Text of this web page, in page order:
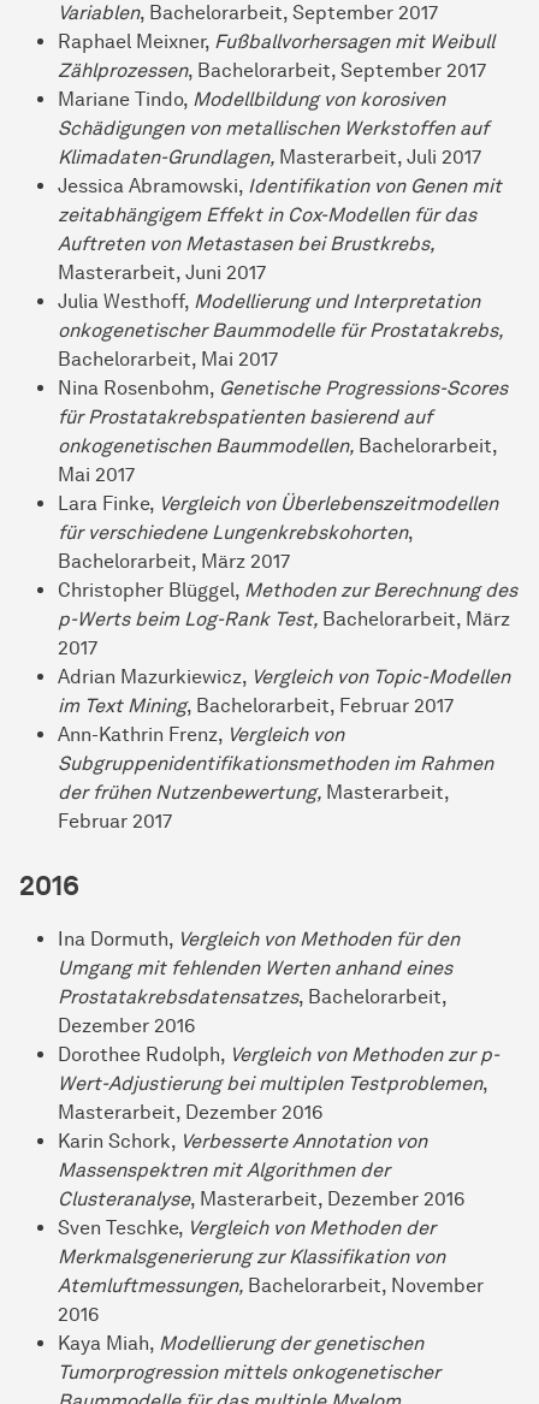
Variablen, Bachelorarbeit, September 2017
Raphael Meixner, Fußballvorhersagen mit Weibull
Zählprozessen, Bachelorarbeit, September 2017
Mariane Tindo, Modellbildung von korosiven
Schädigungen von metallischen Werkstoffen auf
Klimadaten-Grundlagen, Masterarbeit, Juli 2017
Jessica Abramowski, Identifikation von Genen mit
zeitabhängigem Effekt in Cox-Modellen für das
Auftreten von Metastasen bei Brustkrebs,
Masterarbeit, Juni 2017
Julia Westhoff, Modellierung und Interpretation
onkogenetischer Baummodelle für Prostatakrebs,
Bachelorarbeit, Mai 2017
Nina Rosenbohm, Genetische Progressions-Scores
für Prostatakrebspatienten basierend auf
onkogenetischen Baummodellen, Bachelorarbeit,
Mai 2017
Lara Finke, Vergleich von Überlebenszeitmodellen
für verschiedene Lungenkrebskohorten,
Bachelorarbeit, März 2017
Christopher Blüggel, Methoden zur Berechnung des
p-Werts beim Log-Rank Test, Bachelorarbeit, März
2017
Adrian Mazurkiewicz, Vergleich von Topic-Modellen
im Text Mining, Bachelorarbeit, Februar 2017
Ann-Kathrin Frenz, Vergleich von
Subgruppenidentifikationsmethoden im Rahmen
der frühen Nutzenbewertung, Masterarbeit,
Februar 2017
2016
Ina Dormuth, Vergleich von Methoden für den
Umgang mit fehlenden Werten anhand eines
Prostatakrebsdatensatzes, Bachelorarbeit,
Dezember 2016
Dorothee Rudolph, Vergleich von Methoden zur p-
Wert-Adjustierung bei multiplen Testproblemen,
Masterarbeit, Dezember 2016
Karin Schork, Verbesserte Annotation von
Massenspektren mit Algorithmen der
Clusteranalyse, Masterarbeit, Dezember 2016
Sven Teschke, Vergleich von Methoden der
Merkmalsgenerierung zur Klassifikation von
Atemluftmessungen, Bachelorarbeit, November
2016
Kaya Miah, Modellierung der genetischen
Tumorprogression mittels onkogenetischer